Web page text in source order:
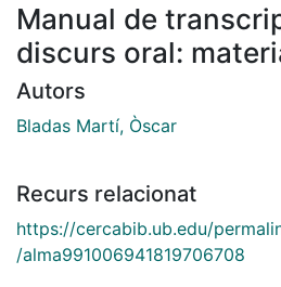
Manual de
discurs oral:
Autors
Bladas Martí, Òscar
Recurs relacionat
https://cercabib.ub.edu/
/alma991006941819706708